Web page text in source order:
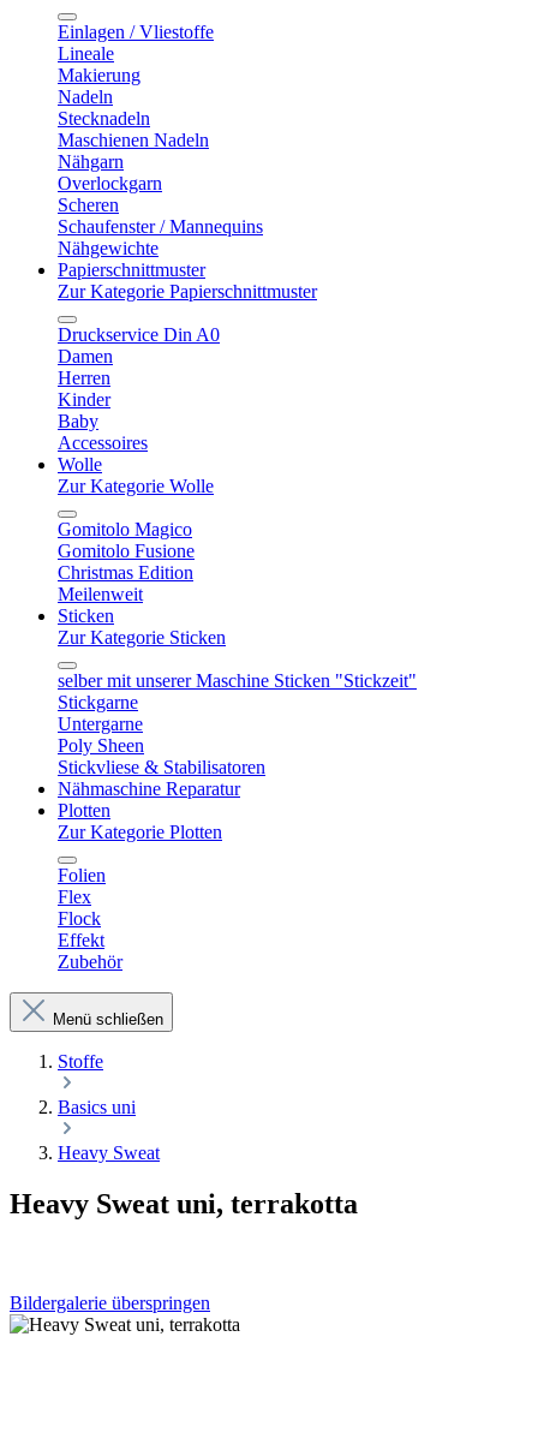
Einlagen / Vliestoffe
Lineale
Makierung
Nadeln
Stecknadeln
Maschienen Nadeln
Nähgarn
Overlockgarn
Scheren
Schaufenster / Mannequins
Nähgewichte
Papierschnittmuster
Zur Kategorie Papierschnittmuster
Druckservice Din A0
Damen
Herren
Kinder
Baby
Accessoires
Wolle
Zur Kategorie Wolle
Gomitolo Magico
Gomitolo Fusione
Christmas Edition
Meilenweit
Sticken
Zur Kategorie Sticken
selber mit unserer Maschine Sticken "Stickzeit"
Stickgarne
Untergarne
Poly Sheen
Stickvliese & Stabilisatoren
Nähmaschine Reparatur
Plotten
Zur Kategorie Plotten
Folien
Flex
Flock
Effekt
Zubehör
Menü schließen
Stoffe
Basics uni
Heavy Sweat
Heavy Sweat uni, terrakotta
Bildergalerie überspringen